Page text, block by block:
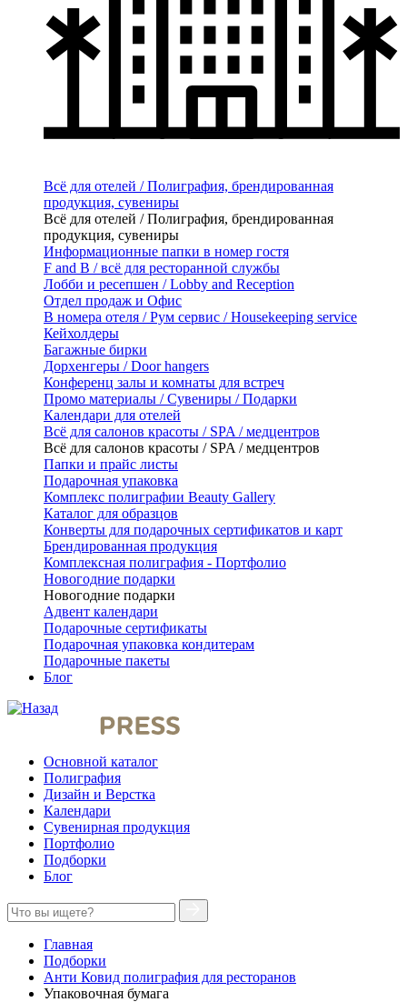
Всё для отелей / Полиграфия, брендированная
продукция, сувениры
Всё для отелей / Полиграфия, брендированная
продукция, сувениры
Информационные папки в номер гостя
F and B / всё для ресторанной службы
Лобби и ресепшен / Lobby and Reception
Отдел продаж и Офис
В номера отеля / Рум сервис / Housekeeping service
Кейхолдеры
Багажные бирки
Дорхенгеры / Door hangers
Конференц залы и комнаты для встреч
Промо материалы / Сувениры / Подарки
Календари для отелей
Всё для салонов красоты / SPA / медцентров
Всё для салонов красоты / SPA / медцентров
Папки и прайс листы
Подарочная упаковка
Комплекс полиграфии Beauty Gallery
Каталог для образцов
Конверты для подарочных сертификатов и карт
Брендированная продукция
Комплексная полиграфия - Портфолио
Новогодние подарки
Новогодние подарки
Адвент календари
Подарочные сертификаты
Подарочная упаковка кондитерам
Подарочные пакеты
Блог
Основной каталог
Полиграфия
Дизайн и Верстка
Календари
Сувенирная продукция
Портфолио
Подборки
Блог
Главная
Подборки
Анти Ковид полиграфия для ресторанов
Упаковочная бумага